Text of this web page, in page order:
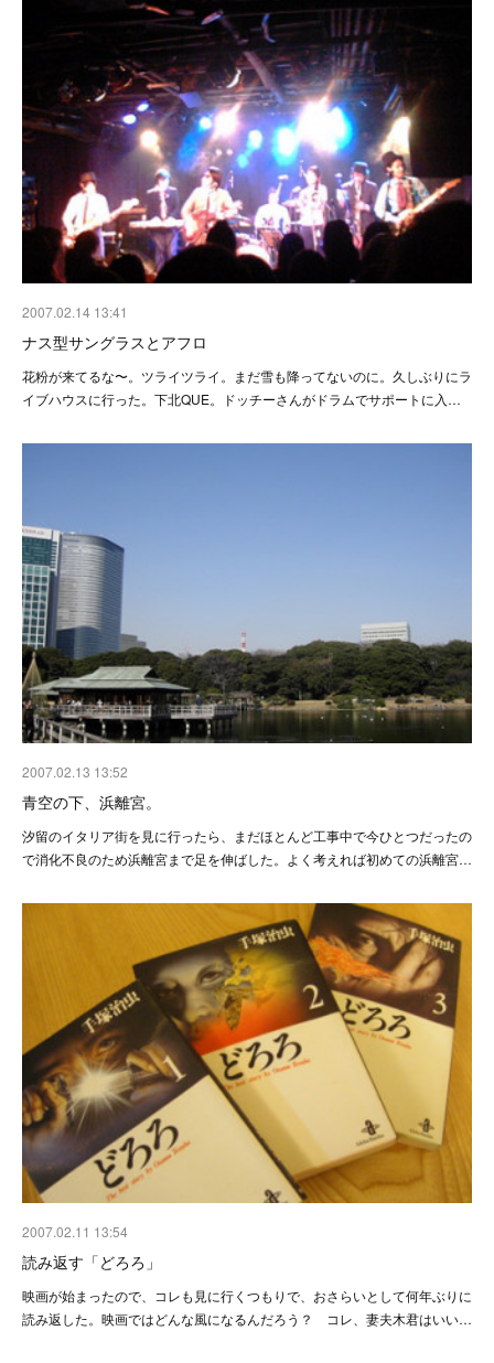
2007.02.14 13:41
ナス型サングラスとアフロ
花粉が来てるな〜。ツライツライ。まだ雪も降ってないのに。久しぶりにラ
イブハウスに行った。下北QUE。ドッチーさんがドラムでサポートに入…
2007.02.13 13:52
青空の下、浜離宮。
汐留のイタリア街を見に行ったら、まだほとんど工事中で今ひとつだったの
で消化不良のため浜離宮まで足を伸ばした。よく考えれば初めての浜離宮…
2007.02.11 13:54
読み返す「どろろ」
映画が始まったので、コレも見に行くつもりで、おさらいとして何年ぶりに
読み返した。映画ではどんな風になるんだろう？ コレ、妻夫木君はいい…